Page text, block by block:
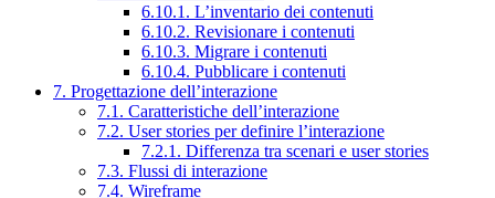
6.10.1. L’inventario dei contenuti
6.10.2. Revisionare i contenuti
6.10.3. Migrare i contenuti
6.10.4. Pubblicare i contenuti
7. Progettazione dell’interazione
7.1. Caratteristiche dell’interazione
7.2. User stories per definire l’interazione
7.2.1. Differenza tra scenari e user stories
7.3. Flussi di interazione
7.4. Wireframe